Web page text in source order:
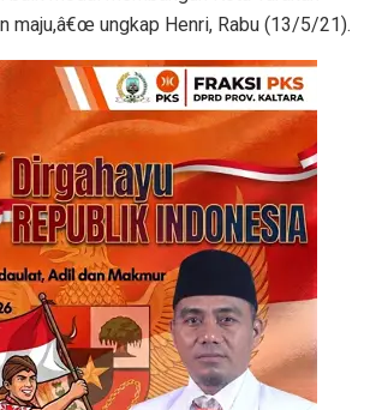
maju,â€œ ungkap Henri, Rabu (13/5/21).